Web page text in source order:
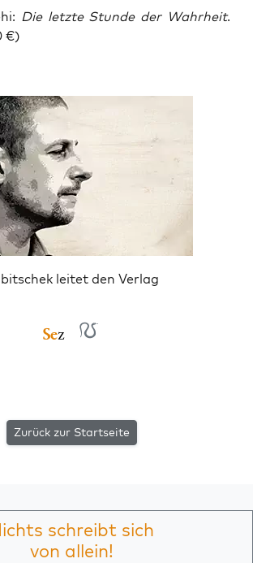
Die letz­te Stun­de der Wahr­heit.
€)
leitet den Verlag
Zurück zur Startseite
schreibt sich
von allein!